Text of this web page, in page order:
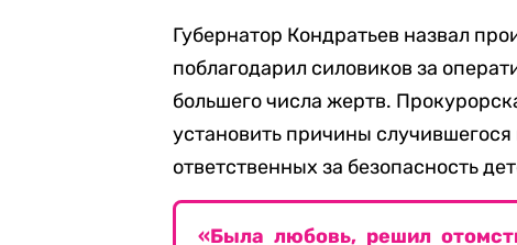
Губернатор Кондратьев назвал
поблагодарил силовиков за
большего числа жертв.
установить причины
ответственных за безопасность
«Была любовь, решил